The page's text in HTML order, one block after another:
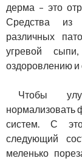
дерма – это
Средства из
различных
угревой
оздоровлению
Чтобы
нормализовать
систем. С
следующий
меленько